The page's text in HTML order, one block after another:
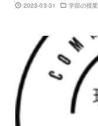
2023-03-31 学部の授業